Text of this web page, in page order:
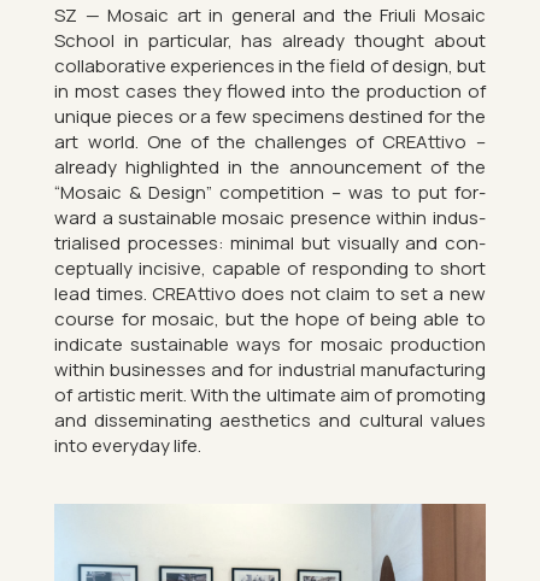
SZ — Mo­saic art in gen­eral and the Fri­uli Mo­saic
School in par­tic­u­lar, has already thought about
col­lab­or­at­ive ex­per­i­ences in the field of design, but
in most cases they flowed into the pro­duc­tion of
unique pieces or a few spe­ci­mens destined for the
art world. One of the chal­lenges of CRE­At­tivo –
already high­lighted in the an­nounce­ment of the
“Mo­saic & Design” com­pet­i­tion – was to put for­
ward a sus­tain­able mo­saic pres­ence within in­dus­
tri­al­ised pro­cesses: min­imal but visu­ally and con­
cep­tu­ally in­cis­ive, cap­able of re­spond­ing to short
lead times. CRE­At­tivo does not claim to set a new
course for mo­saic, but the hope of being able to
in­dic­ate sus­tain­able ways for mo­saic pro­duc­tion
within busi­nesses and for in­dus­trial man­u­fac­tur­ing
of artistic merit. With the ul­ti­mate aim of pro­mot­ing
and dis­sem­in­at­ing aes­thet­ics and cul­tural val­ues
into every­day life.